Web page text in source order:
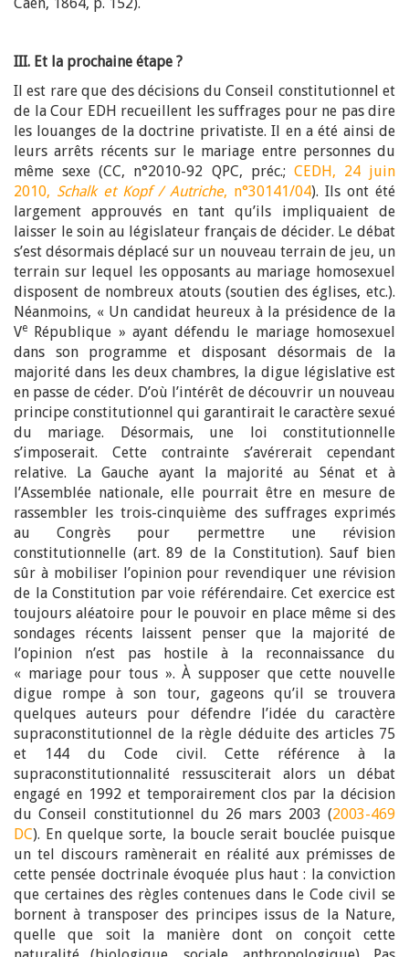
III. Et la prochaine étape ?
Il est rare que des décisions du Conseil constitutionnel et
de la Cour EDH recueillent les suffrages pour ne pas dire
les louanges de la doctrine privatiste. Il en a été ainsi de
leurs arrêts récents sur le mariage entre personnes du
même sexe (CC, n°2010-92 QPC, préc.; CEDH, 24 juin
2010, Schalk et Kopf / Autriche, n°30141/04). Ils ont été
largement approuvés en tant qu’ils impliquaient de
laisser le soin au législateur français de décider. Le débat
s’est désormais déplacé sur un nouveau terrain de jeu, un
terrain sur lequel les opposants au mariage homosexuel
disposent de nombreux atouts (soutien des églises, etc.).
Néanmoins, « Un candidat heureux à la présidence de la
Ve République » ayant défendu le mariage homosexuel
dans son programme et disposant désormais de la
majorité dans les deux chambres, la digue législative est
en passe de céder. D’où l’intérêt de découvrir un nouveau
principe constitutionnel qui garantirait le caractère sexué
du mariage. Désormais, une loi constitutionnelle
s’imposerait. Cette contrainte s’avérerait cependant
relative. La Gauche ayant la majorité au Sénat et à
l’Assemblée nationale, elle pourrait être en mesure de
rassembler les trois-cinquième des suffrages exprimés
au Congrès pour permettre une révision
constitutionnelle (art. 89 de la Constitution). Sauf bien
sûr à mobiliser l’opinion pour revendiquer une révision
de la Constitution par voie référendaire. Cet exercice est
toujours aléatoire pour le pouvoir en place même si des
sondages récents laissent penser que la majorité de
l’opinion n’est pas hostile à la reconnaissance du
« mariage pour tous ». À supposer que cette nouvelle
digue rompe à son tour, gageons qu’il se trouvera
quelques auteurs pour défendre l’idée du caractère
supraconstitutionnel de la règle déduite des articles 75
et 144 du Code civil. Cette référence à la
supraconstitutionnalité ressusciterait alors un débat
engagé en 1992 et temporairement clos par la décision
du Conseil constitutionnel du 26 mars 2003 (2003-469
DC). En quelque sorte, la boucle serait bouclée puisque
un tel discours ramènerait en réalité aux prémisses de
cette pensée doctrinale évoquée plus haut : la conviction
que certaines des règles contenues dans le Code civil se
bornent à transposer des principes issus de la Nature,
quelle que soit la manière dont on conçoit cette